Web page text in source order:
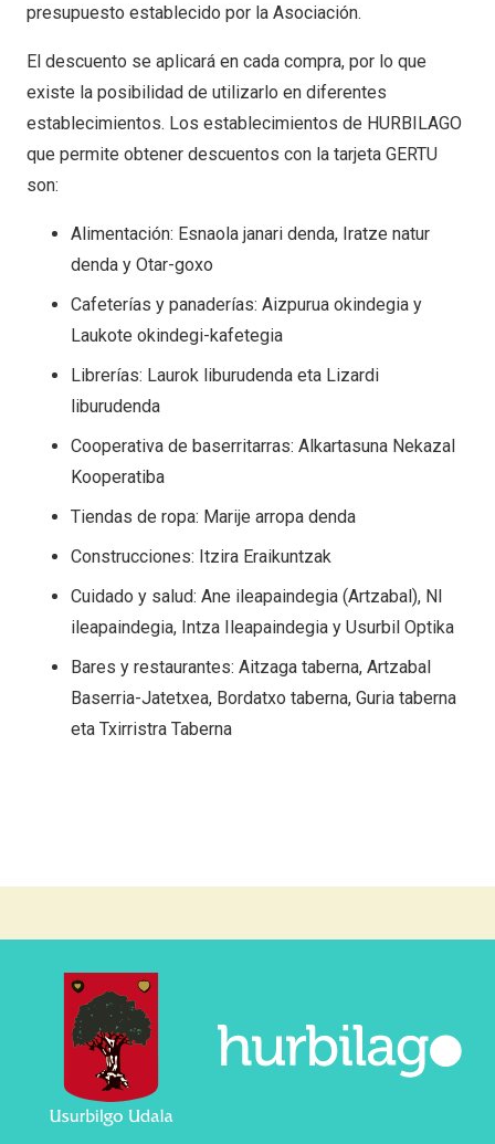
presupuesto establecido por la Asociación.
El descuento se aplicará en cada compra, por lo que
existe la posibilidad de utilizarlo en diferentes
establecimientos. Los establecimientos de HURBILAGO
que permite obtener descuentos con la tarjeta GERTU
son:
Alimentación: Esnaola janari denda, Iratze natur
denda y Otar-goxo
Cafeterías y panaderías: Aizpurua okindegia y
Laukote okindegi-kafetegia
Librerías: Laurok liburudenda eta Lizardi
liburudenda
Cooperativa de baserritarras: Alkartasuna Nekazal
Kooperatiba
Tiendas de ropa: Marije arropa denda
Construcciones: Itzira Eraikuntzak
Cuidado y salud: Ane ileapaindegia (Artzabal), NI
ileapaindegia, Intza Ileapaindegia y Usurbil Optika
Bares y restaurantes: Aitzaga taberna, Artzabal
Baserria-Jatetxea, Bordatxo taberna, Guria taberna
eta Txirristra Taberna